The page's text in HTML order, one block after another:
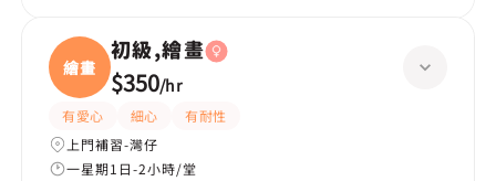
繪畫
初級,繪畫
$350/hr
有愛心 細心
有耐性
上門補習-灣仔
一星期1日-2小時/堂